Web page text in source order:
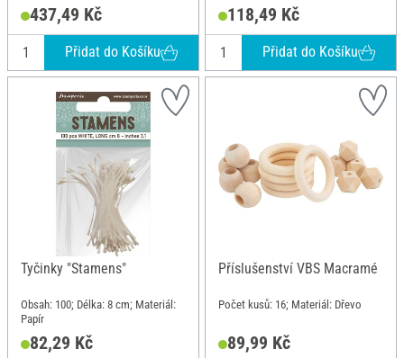
437,49 Kč
Přidat do Košíku
118,49 Kč
Přidat do Košíku
Tyčinky "Stamens"
Obsah: 100; Délka: 8 cm; Materiál:
Papír
82,29 Kč
Příslušenství VBS Macramé
Počet kusů: 16; Materiál: Dřevo
89,99 Kč